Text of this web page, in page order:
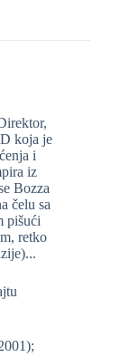
koja je
i
iz
Bozza
čelu sa
pišući
retko